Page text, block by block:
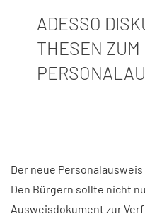
ADESSO
THESEN ZUM
Der neue
Den Bürgern sollte nicht
Ausweisdokument zur